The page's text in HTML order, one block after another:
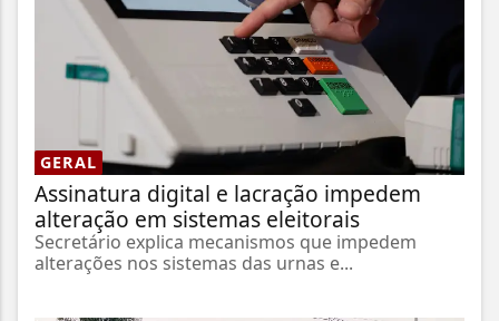
GERAL
Assinatura digital e lacração impedem
alteração em sistemas eleitorais
Secretário explica mecanismos que impedem
alterações nos sistemas das urnas e...